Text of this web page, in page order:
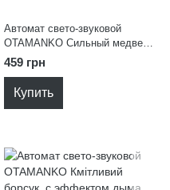
Автомат свето-звуковой
OTAMANKO Сильный медведь
OTAMANKO 532.03.87
459 грн
Купить